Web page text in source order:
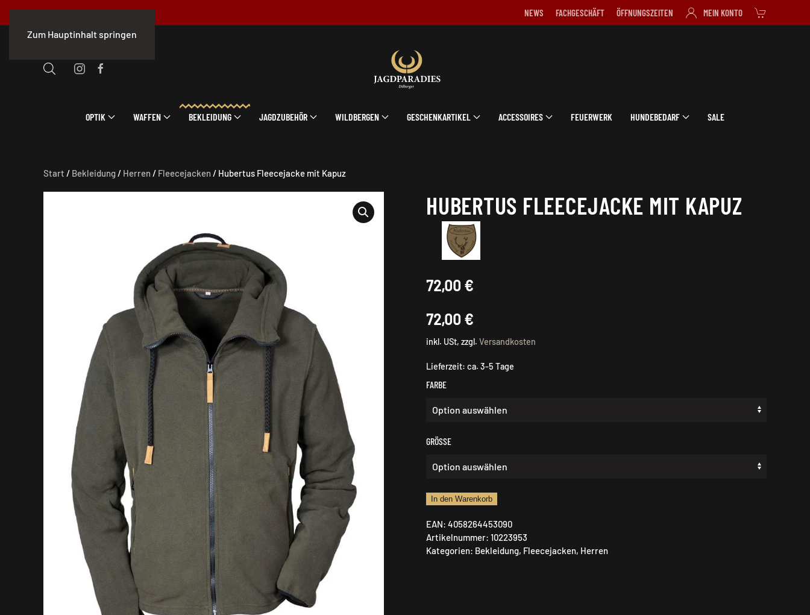
Zum Hauptinhalt springen
NEWS FACHGESCHÄFT ÖFFNUNGSZEITEN MEIN KONTO
OPTIK WAFFEN BEKLEIDUNG JAGDZUBEHÖR WILDBERGEN GESCHENKARTIKEL ACCESSOIRES FEUERWERK HUNDEBEDARF SALE
Start / Bekleidung/ Herren / Fleecejacken / Hubertus Fleecejacke mit Kapuz
HUBERTUS FLEECEJACKE MIT KAPUZ
72,00 €
72,00 €
inkl. USt, zzgl. Versandkosten
Lieferzeit: ca. 3-5 Tage
FARBE
GRÖSSE
Hubertus
mit
Kapuz
Menge
In den Warenkorb
EAN: 4058264453090
Artikelnummer: 10223953
Kategorien: Bekleidung, Fleecejacken, Herren